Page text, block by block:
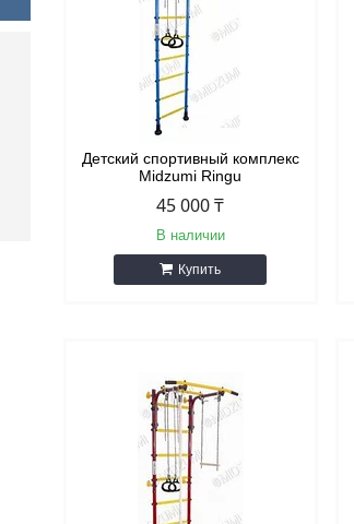
Детский спортивный комплекс
Midzumi Ringu
45 000 ₸
В наличии
Купить